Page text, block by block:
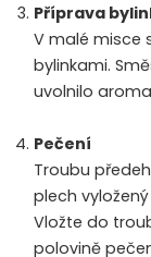
Příprava
V malé misce
bylinkami.
uvolnilo
Pečení
Troubu
plech
Vložte do
polovině